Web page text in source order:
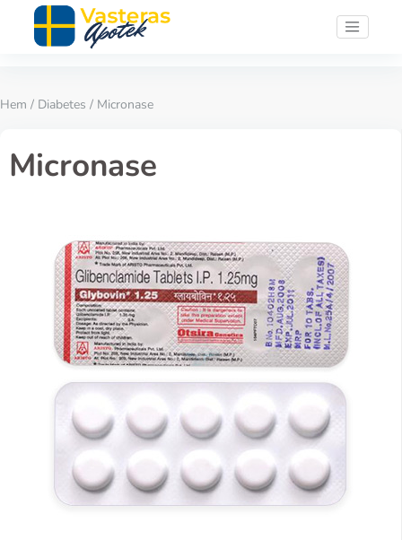
Hem / Diabetes / Micronase
Micronase